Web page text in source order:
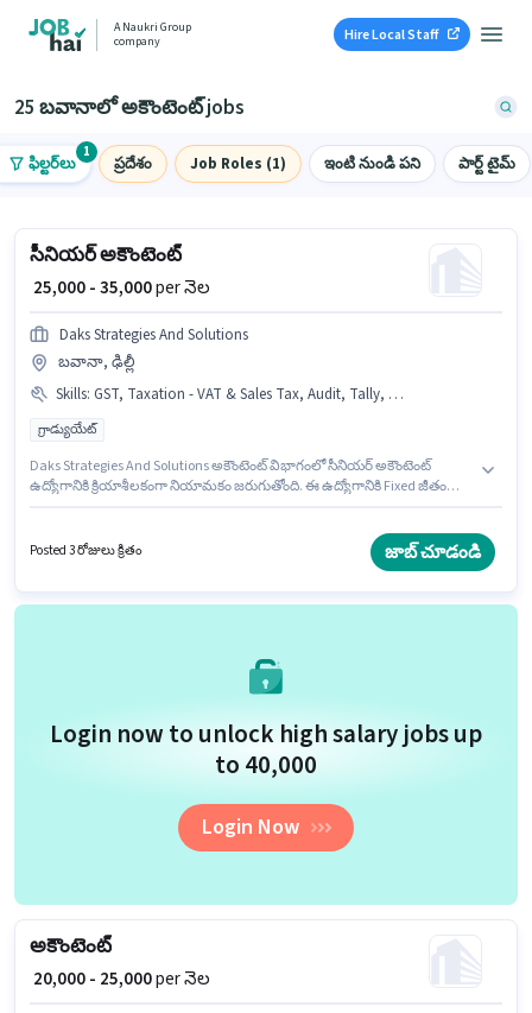
A Naukri Group
company
Hire Local Staff
25 బవానాలో అకౌంటెంట్ jobs
ఫిల్టర్‌లు
1
ప్రదేశం Job Roles (1) ఇంటి నుండి పని పార్ట్ టైమ్
సీనియర్ అకౌంటెంట్
₹ 25,000 - 35,000per నెల
Daks Strategies And Solutions
బవానా, ఢిల్లీ
Skills: GST, Taxation - VAT & Sales Tax, Audit, Tally, TDS, Balance Sheet, Book Keeping, MS Excel
గ్రాడ్యుయేట్
Daks Strategies And Solutions అకౌంటెంట్ విభాగంలో సీనియర్ అకౌంటెంట్
ఉద్యోగానికి క్రియాశీలకంగా నియామకం జరుగుతోంది. ఈ ఉద్యోగానికి Fixed జీతం
Tally, Taxation - VAT & Sales Tax, TDS వంటి నైపుణ్యాలు ఉండాలి.
దరఖాస్తుదారులు కనీసం గ్రాడ్యుయేట్ డిగ్రీ లేదా సర్టిఫికెట్ కలిగి ఉండాలి. ఈ ఉద్యోగం 6
నెలకు ₹35000 వరకు సంపాదించవచ్చు.
Posted 3 రోజులు క్రితం జాబ్ చూడండి
Login now to unlock high salary jobs up
to ₹40,000
Login Now
అకౌంటెంట్
₹ 20,000 - 25,000per నెల